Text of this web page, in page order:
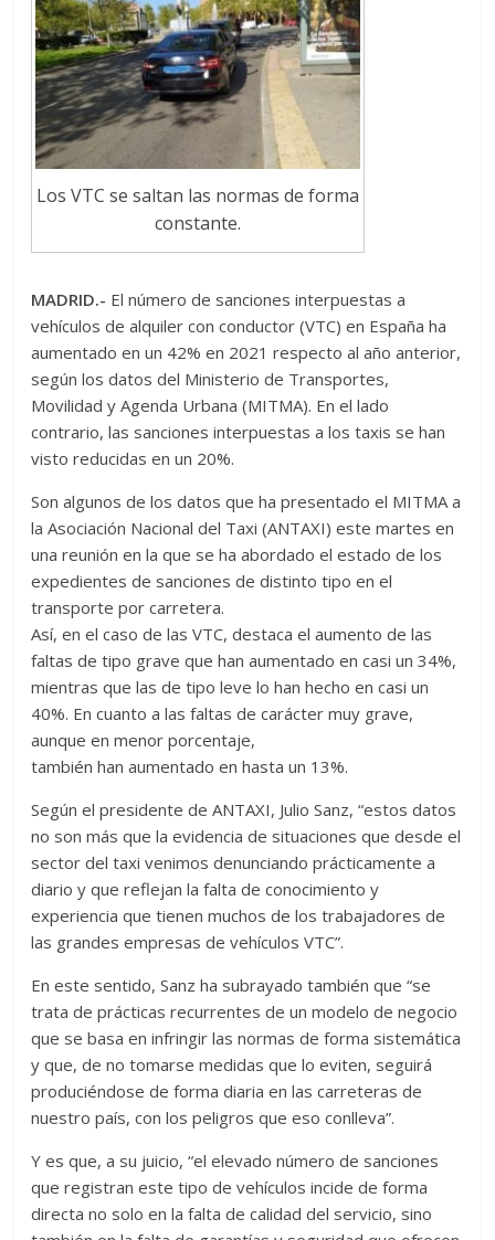
Los VTC se saltan las normas de forma
constante.
MADRID.- El número de sanciones interpuestas a
vehículos de alquiler con conductor (VTC) en España ha
aumentado en un 42% en 2021 respecto al año anterior,
según los datos del Ministerio de Transportes,
Movilidad y Agenda Urbana (MITMA). En el lado
contrario, las sanciones interpuestas a los taxis se han
visto reducidas en un 20%.
Son algunos de los datos que ha presentado el MITMA a
la Asociación Nacional del Taxi (ANTAXI) este martes en
una reunión en la que se ha abordado el estado de los
expedientes de sanciones de distinto tipo en el
transporte por carretera.
Así, en el caso de las VTC, destaca el aumento de las
faltas de tipo grave que han aumentado en casi un 34%,
mientras que las de tipo leve lo han hecho en casi un
40%. En cuanto a las faltas de carácter muy grave,
aunque en menor porcentaje,
también han aumentado en hasta un 13%.
Según el presidente de ANTAXI, Julio Sanz, “estos datos
no son más que la evidencia de situaciones que desde el
sector del taxi venimos denunciando prácticamente a
diario y que reflejan la falta de conocimiento y
experiencia que tienen muchos de los trabajadores de
las grandes empresas de vehículos VTC”.
En este sentido, Sanz ha subrayado también que “se
trata de prácticas recurrentes de un modelo de negocio
que se basa en infringir las normas de forma sistemática
y que, de no tomarse medidas que lo eviten, seguirá
produciéndose de forma diaria en las carreteras de
nuestro país, con los peligros que eso conlleva”.
Y es que, a su juicio, “el elevado número de sanciones
que registran este tipo de vehículos incide de forma
directa no solo en la falta de calidad del servicio, sino